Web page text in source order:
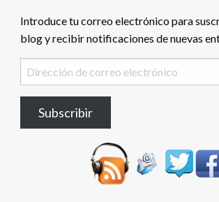
Introduce tu correo electrónico para
blog y recibir notificaciones de nuevas
Dirección
de
electrónico
Subscribir